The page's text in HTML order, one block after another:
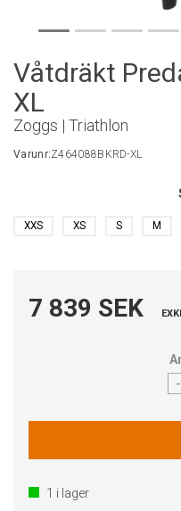
Våtdräkt
XL
Zoggs | Triathlon
Varunr:Z464088BKRD-XL
XXS XS S M
7 839 SEK
-
1 i lager